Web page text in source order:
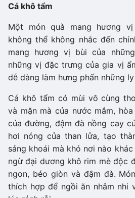
Cá khô tẩm
Một món quà mang hương
không thể không nhắc đến
mang hương vị bùi của
những vị đặc trưng của gia vị
dễ dàng làm hưng phấn những
Cá khô tẩm có mùi vô cùng
và mặn mà của nước mắm,
của đường, đậm đà nồng cay
hơi nóng của than lửa, tạo
sảng khoái mà khó nơi nào
ngừ đại dương khô rim mè độc
ngon, béo giòn và đậm đà.
thích hợp để ngồi ăn nhâm nhi